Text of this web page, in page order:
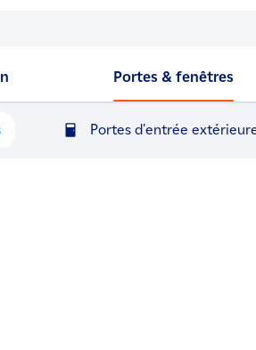
Portes & fenêtres
Portes d'entrée